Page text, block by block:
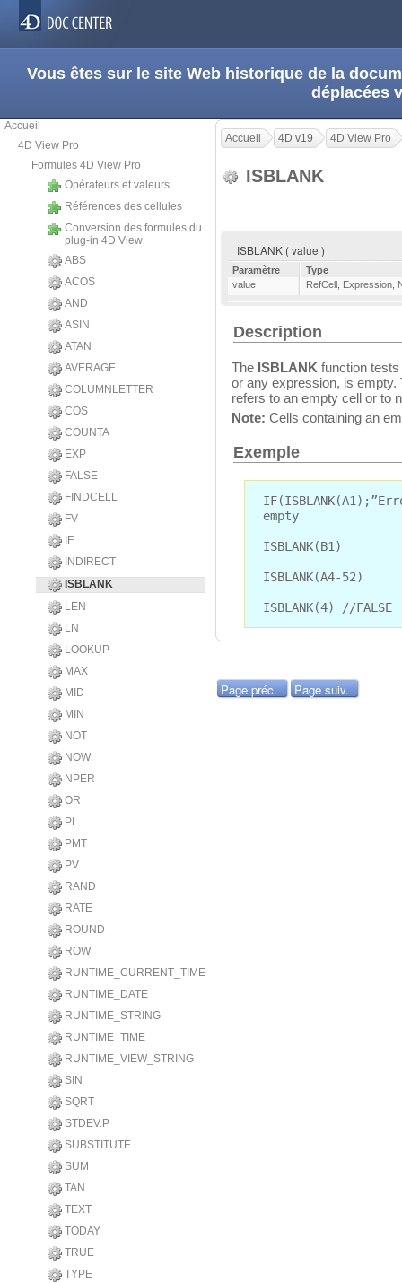
Vous êtes sur le site Web historique de la
déplacées
Accueil
4D View Pro
Formules 4D View Pro
Opérateurs et valeurs
Références des cellules
Conversion des formules du
plug-in 4D View
ABS
ACOS
AND
ASIN
ATAN
AVERAGE
COLUMNLETTER
COS
COUNTA
EXP
FALSE
FINDCELL
FV
IF
INDIRECT
ISBLANK
LEN
LN
LOOKUP
MAX
MID
MIN
NOT
NOW
NPER
OR
PI
PMT
PV
RAND
RATE
ROUND
ROW
RUNTIME_CURRENT_TIME
RUNTIME_DATE
RUNTIME_STRING
RUNTIME_TIME
RUNTIME_VIEW_STRING
SIN
SQRT
STDEV.P
SUBSTITUTE
SUM
TAN
TEXT
TODAY
TRUE
TYPE
Accueil 4D v19 4D View Pro
ISBLANK
ISBLANK ( value )
Paramètre
Type
value
RefCell Expression
Description
The ISBLANK function
or any expression, is
refers to an empty cell or to
Note: Cells containing an
Exemple
empty
ISBLANK(B1)
ISBLANK(A4-52)
ISBLANK(4) //FALSE
Page préc. Page suiv.